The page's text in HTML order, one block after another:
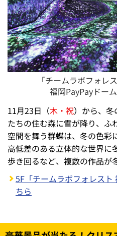
「チームラボフォレ
福岡PayPayドー
11月23日（木・祝）から、
たちの住む森に雪が降り、ふ
空間を舞う群蝶は、冬の色彩
高低差のある立体的な世界に
歩き回るなど、複数の作品が
5F「チームラボフォレスト
ちら